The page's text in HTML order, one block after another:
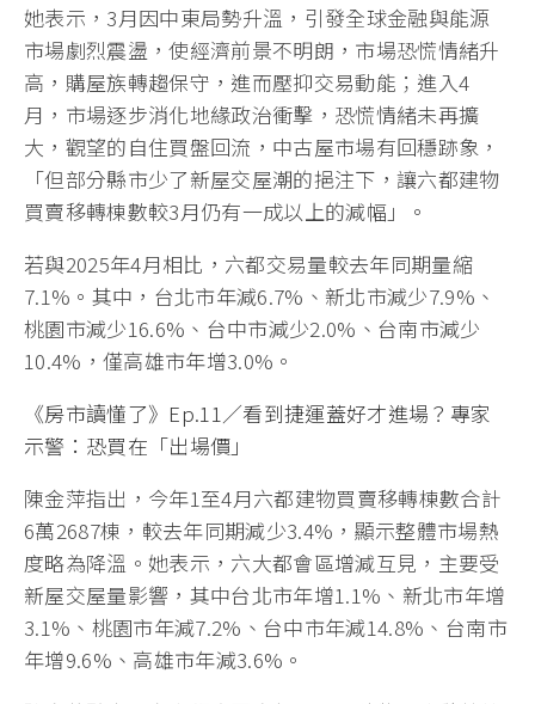
她表示，3月因中東局勢升溫，引發全球金融與能源
市場劇烈震盪，使經濟前景不明朗，市場恐慌情緒升
高，購屋族轉趨保守，進而壓抑交易動能；進入4
月，市場逐步消化地緣政治衝擊，恐慌情緒未再擴
大，觀望的自住買盤回流，中古屋市場有回穩跡象，
「但部分縣市少了新屋交屋潮的挹注下，讓六都建物
買賣移轉棟數較3月仍有一成以上的減幅」。
若與2025年4月相比，六都交易量較去年同期量縮
7.1%。其中，台北市年減6.7%、新北市減少7.9%、
桃園市減少16.6%、台中市減少2.0%、台南市減少
10.4%，僅高雄市年增3.0%。
《房市讀懂了》Ep.11／看到捷運蓋好才進場？專家
示警：恐買在「出場價」
陳金萍指出，今年1至4月六都建物買賣移轉棟數合計
6萬2687棟，較去年同期減少3.4%，顯示整體市場熱
度略為降溫。她表示，六大都會區增減互見，主要受
新屋交屋量影響，其中台北市年增1.1%、新北市年增
3.1%、桃園市年減7.2%、台中市年減14.8%、台南市
年增9.6%、高雄市年減3.6%。